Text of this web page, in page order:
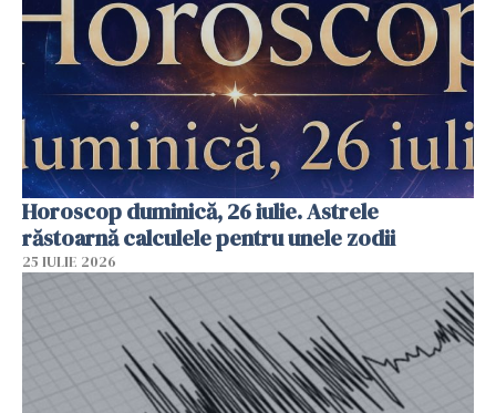
Horoscop duminică, 26 iulie. Astrele
răstoarnă calculele pentru unele zodii
25 IULIE 2026